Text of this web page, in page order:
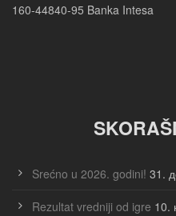
160-44840-95 Banka Intesa
Srećno u 2026. godini! 31.
Rezultat vredniji od igre 10.